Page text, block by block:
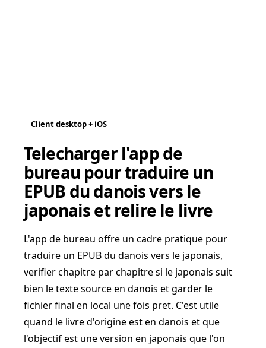
Client desktop + iOS
Telecharger l'app de
bureau pour traduire un
EPUB du danois vers le
japonais et relire le livre
L'app de bureau offre un cadre pratique pour
traduire un EPUB du danois vers le japonais,
verifier chapitre par chapitre si le japonais suit
bien le texte source en danois et garder le
fichier final en local une fois pret. C'est utile
quand le livre d'origine est en danois et que
l'objectif est une version en japonais que l'on